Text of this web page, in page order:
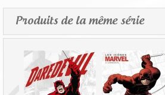
Produits de la même série